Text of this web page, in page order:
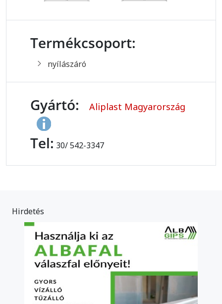
Termékcsoport:
nyílászáró
Gyártó: Aliplast Magyarország
Tel: 30/ 542-3347
Hirdetés